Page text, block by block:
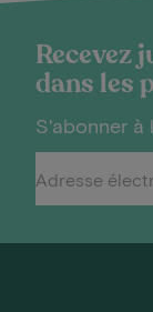
Recevez
dans les
S'abonner à